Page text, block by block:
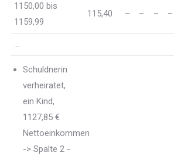
1150,00 bis
1159,99
115,40 – – – –
…
Schuldnerin
verheiratet,
ein Kind,
1127,85 €
Nettoeinkommen
-> Spalte 2 -